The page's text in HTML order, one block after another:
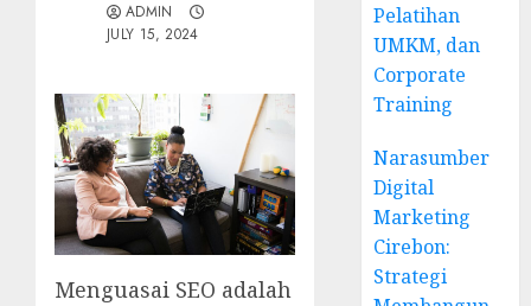
ADMIN
JULY 15, 2024
Menguasai SEO adalah
Pelatihan
UMKM, dan
Corporate
Training
Narasumber
Digital
Marketing
Cirebon:
Strategi